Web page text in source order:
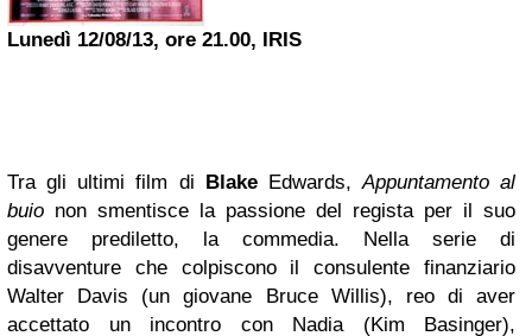
Lunedì 12/08/13, ore 21.00, IRIS
Tra gli ultimi film di BlakeEdwards,Appuntamento al
buio non smentisce la passione del regista per il suo
genere prediletto, la commedia. Nella serie di
disavventure che colpiscono il consulente finanziario
Walter Davis (un giovane Bruce Willis), reo di aver
accettato un incontro con Nadia (Kim Basinger),